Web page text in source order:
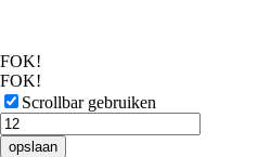
FOK!
FOK!
Scrollbar gebruiken
opslaan